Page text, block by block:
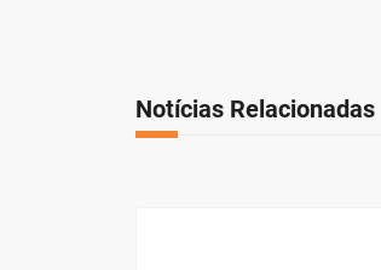
Notícias Relacionadas